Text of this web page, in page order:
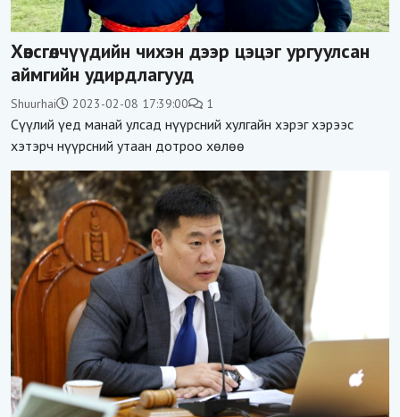
Хөвсгөлчүүдийн чихэн дээр цэцэг ургуулсан
аймгийн удирдлагууд
Shuurhai 2023-02-08 17:39:00 1
Сүүлий үед манай улсад нүүрсний хулгайн хэрэг хэрээс
хэтэрч нүүрсний утаан дотроо хөлөө